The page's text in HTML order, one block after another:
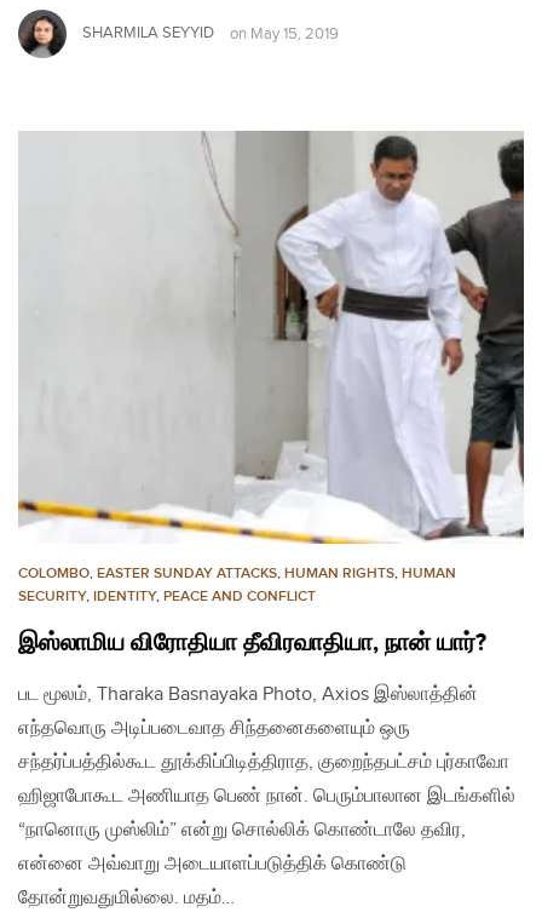
SHARMILA SEYYID on May 15, 2019
COLOMBO, EASTER SUNDAY ATTACKS, HUMAN RIGHTS, HUMAN
SECURITY, IDENTITY, PEACE AND CONFLICT
இஸ்லாமிய விரோதியா தீவிரவாதியா, நான் யார்?
பட மூலம், Tharaka Basnayaka Photo, Axios இஸ்லாத்தின்
எந்தவொரு அடிப்படைவாத சிந்தனைகளையும் ஒரு
சந்தர்ப்பத்தில்கூட தூக்கிப்பிடித்திராத, குறைந்தபட்சம் புர்காவோ
ஹிஜாபோகூட அணியாத பெண் நான். பெரும்பாலான இடங்களில்
“நானொரு முஸ்லிம்” என்று சொல்லிக் கொண்டாலே தவிர,
என்னை அவ்வாறு அடையாளப்படுத்திக் கொண்டு
தோன்றுவதுமில்லை. மதம்…